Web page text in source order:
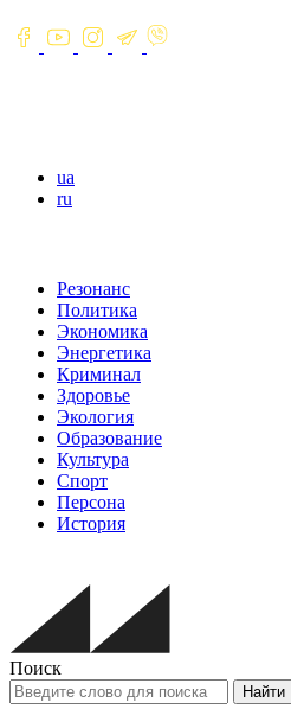
ua
ru
Резонанс
Политика
Экономика
Энергетика
Криминал
Здоровье
Экология
Образование
Культура
Спорт
Персона
История
Поиск
Найти